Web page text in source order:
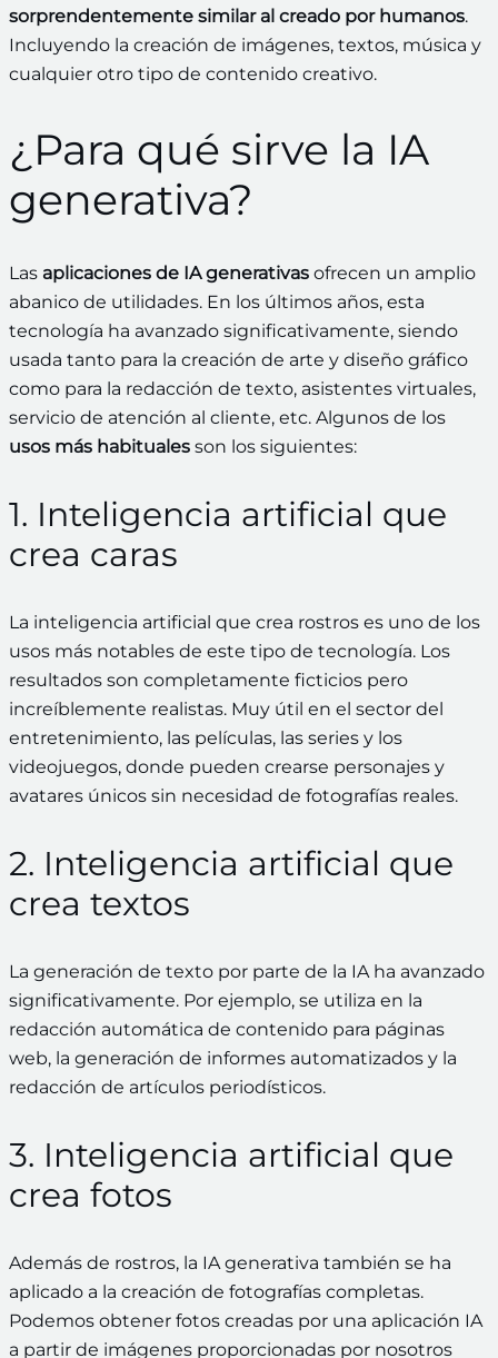
sorprendentemente similar al creado por humanos.
Incluyendo la creación de imágenes, textos, música y
cualquier otro tipo de contenido creativo.
¿Para qué sirve la IA
generativa?
Las aplicaciones de IA generativas ofrecen un amplio
abanico de utilidades. En los últimos años, esta
tecnología ha avanzado significativamente, siendo
usada tanto para la creación de arte y diseño gráfico
como para la redacción de texto, asistentes virtuales,
servicio de atención al cliente, etc. Algunos de los
usos más habituales son los siguientes:
1. Inteligencia artificial que
crea caras
La inteligencia artificial que crea rostros es uno de los
usos más notables de este tipo de tecnología. Los
resultados son completamente ficticios pero
increíblemente realistas. Muy útil en el sector del
entretenimiento, las películas, las series y los
videojuegos, donde pueden crearse personajes y
avatares únicos sin necesidad de fotografías reales.
2. Inteligencia artificial que
crea textos
La generación de texto por parte de la IA ha avanzado
significativamente. Por ejemplo, se utiliza en la
redacción automática de contenido para páginas
web, la generación de informes automatizados y la
redacción de artículos periodísticos.
3. Inteligencia artificial que
crea fotos
Además de rostros, la IA generativa también se ha
aplicado a la creación de fotografías completas.
Podemos obtener fotos creadas por una aplicación IA
a partir de imágenes proporcionadas por nosotros